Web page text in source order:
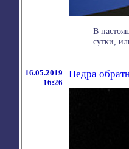
В
сутки,
16.05.2019
16:26
Недра